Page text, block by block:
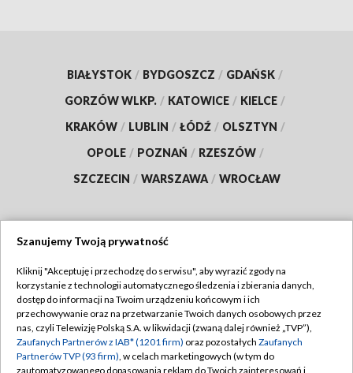
BIAŁYSTOK / BYDGOSZCZ / GDAŃSK /
GORZÓW WLKP. / KATOWICE / KIELCE /
KRAKÓW / LUBLIN / ŁÓDŹ / OLSZTYN /
OPOLE / POZNAŃ / RZESZÓW /
SZCZECIN / WARSZAWA / WROCŁAW
TVP
Abonament TVP
Emisja w TVP
Centrum informacji TVP
Regulamin TVP
Polityka prywatności
Moje zgody
Szanujemy Twoją prywatność
Kliknij "Akceptuję i przechodzę do serwisu", aby wyrazić zgody na
korzystanie z technologii automatycznego śledzenia i zbierania danych,
dostęp do informacji na Twoim urządzeniu końcowym i ich
przechowywanie oraz na przetwarzanie Twoich danych osobowych przez
nas, czyli Telewizję Polską S.A. w likwidacji (zwaną dalej również „TVP”),
Zaufanych Partnerów z IAB* (1201 firm) oraz pozostałych Zaufanych
Partnerów TVP (93 firm), w celach marketingowych (w tym do
zautomatyzowanego dopasowania reklam do Twoich zainteresowań i